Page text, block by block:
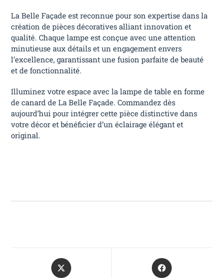
La Belle Façade est reconnue pour son expertise dans la
création de pièces décoratives alliant innovation et
qualité. Chaque lampe est conçue avec une attention
minutieuse aux détails et un engagement envers
l’excellence, garantissant une fusion parfaite de beauté
et de fonctionnalité.
Illuminez votre espace avec la lampe de table en forme
de canard de La Belle Façade. Commandez dès
aujourd’hui pour intégrer cette pièce distinctive dans
votre décor et bénéficier d’un éclairage élégant et
original.